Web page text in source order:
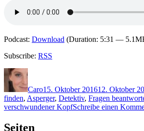
Podcast: Download (Duration: 5:31 —
Subscribe: RSS
Autor
Caro15. Oktober 201612. Oktober
finden, Asperger, Detektiv, Fragen
verschwundener KopfSchreibe einen
Seiten